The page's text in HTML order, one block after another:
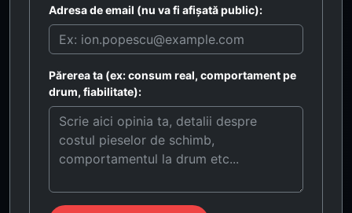
Adresa de email (nu va fi afișată public):
Părerea ta (ex: consum real, comportament pe
drum, fiabilitate):